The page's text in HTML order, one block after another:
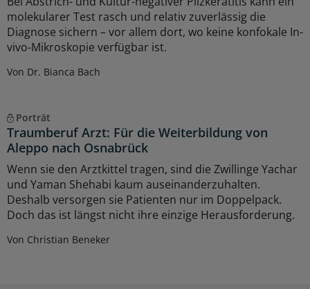
molekularer Test rasch und relativ zuverlässig die
Diagnose sichern – vor allem dort, wo keine konfokale In-
vivo-Mikroskopie verfügbar ist.
Von Dr. Bianca Bach
Porträt
Traumberuf Arzt: Für die Weiterbildung von
Aleppo nach Osnabrück
Wenn sie den Arztkittel tragen, sind die Zwillinge Yachar
und Yaman Shehabi kaum auseinanderzuhalten.
Deshalb versorgen sie Patienten nur im Doppelpack.
Doch das ist längst nicht ihre einzige Herausforderung.
Von Christian Beneker